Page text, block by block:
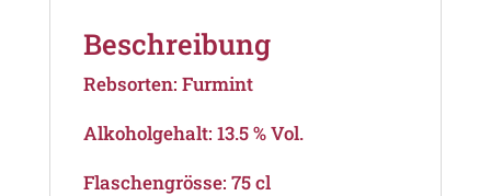
Beschreibung
Rebsorten: Furmint
Alkoholgehalt: 13.5 % Vol.
Flaschengrösse: 75 cl